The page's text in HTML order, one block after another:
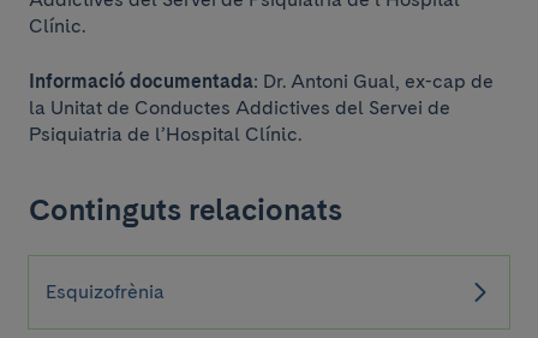
Clínic.
Informació documentada: Dr. Antoni Gual, ex-cap de
la Unitat de Conductes Addictives del Servei de
Psiquiatria de l’Hospital Clínic.
Continguts relacionats
Esquizofrènia